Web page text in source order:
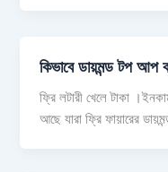
কিভাবে ডায়মন্ড টপ আপ
ফ্রি লটারী খেলে টাকা
আছে যারা ফ্রি ফায়ারের